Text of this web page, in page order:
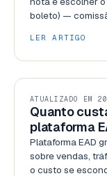
boleto) —
LER ARTIGO
GESTÃO
ATUALIZADO EM
Quanto
plataforma
Plataforma EAD
sobre vendas,
o custo se